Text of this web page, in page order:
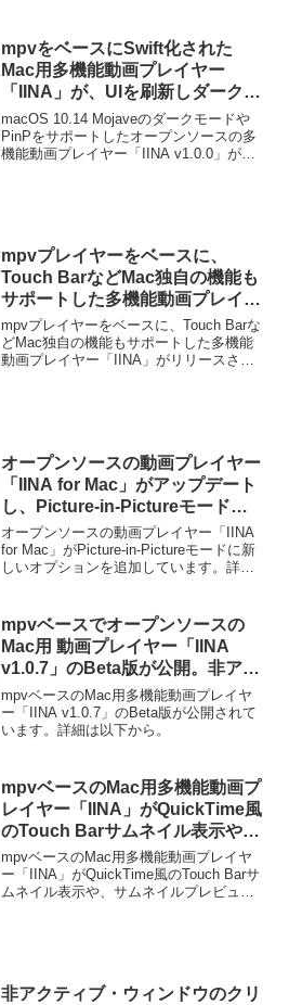
mpvをベースにSwift化された
Mac用多機能動画プレイヤー
「IINA」が、UIを刷新しダークモ
ードをサポートしたv1.0.0へ。
macOS 10.14 Mojaveのダークモードや
PinPをサポートしたオープンソースの多
機能動画プレイヤー「IINA v1.0.0」が正
mpvプレイヤーをベースに、
Touch BarなどMac独自の機能も
サポートした多機能動画プレイヤ
ー「IINA」がリリース。
mpvプレイヤーをベースに、Touch Barな
どMac独自の機能もサポートした多機能
動画プレイヤー「IINA」がリリースされ
オープンソースの動画プレイヤー
「IINA for Mac」がアップデート
し、Picture-in-Pictureモード時
にメインウィンドウを隠す機能を
追加。
オープンソースの動画プレイヤー「IINA
for Mac」がPicture-in-Pictureモードに新
しいオプションを追加しています。詳細
mpvベースでオープンソースの
Mac用 動画プレイヤー「IINA
v1.0.7」のBeta版が公開。非アク
ティブ・ウィンドウのクリック・
イベント設定やミュージックモー
ドでマウススクロールをサポー
mpvベースのMac用多機能動画プレイヤ
ー「IINA v1.0.7」のBeta版が公開されて
います。詳細は以下から。
mpvベースのMac用多機能動画プ
レイヤー「IINA」がQuickTime風
のTouch Barサムネイル表示や、
サムネイルプレビューをサポー
ト。
mpvベースのMac用多機能動画プレイヤ
ー「IINA」がQuickTime風のTouch Barサ
ムネイル表示や、サムネイルプレビュー
非アクティブ・ウィンドウのクリ